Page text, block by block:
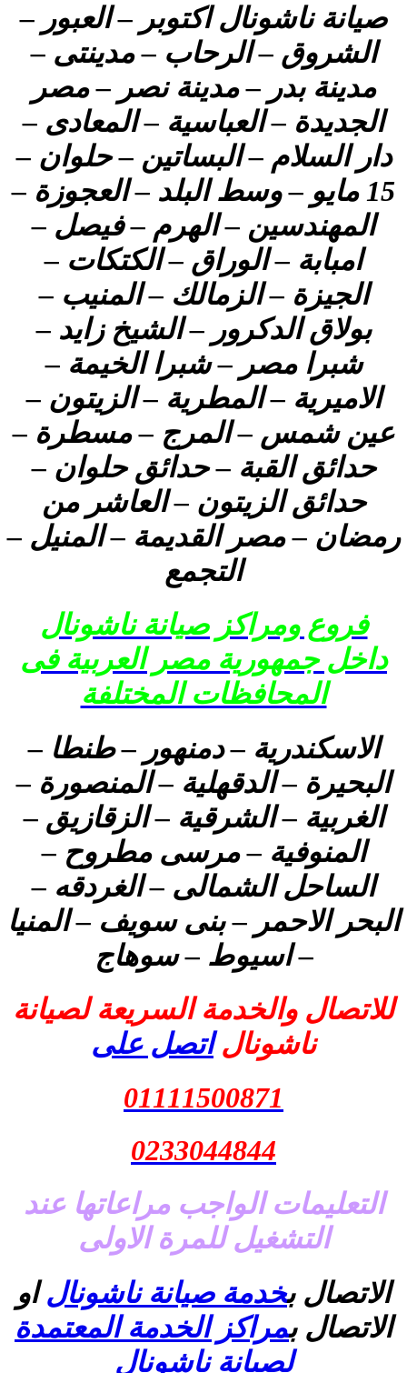
صيانة ناشونال اكتوبر – العبور –
الشروق – الرحاب – مدينتى –
مدينة بدر – مدينة نصر – مصر
الجديدة – العباسية – المعادى –
دار السلام – البساتين – حلوان –
15 مايو – وسط البلد – العجوزة –
المهندسين – الهرم – فيصل –
امبابة – الوراق – الكتكات –
الجيزة – الزمالك – المنيب –
بولاق الدكرور – الشيخ زايد –
شبرا مصر – شبرا الخيمة –
الاميرية – المطرية – الزيتون –
عين شمس – المرج – مسطرة –
حدائق القبة – حدائق حلوان –
حدائق الزيتون – العاشر من
رمضان – مصر القديمة – المنيل –
التجمع
فروع ومراكز صيانة ناشونال
داخل جمهورية مصر العربية فى
المحافظات المختلفة
الاسكندرية – دمنهور – طنطا –
البحيرة – الدقهلية – المنصورة –
الغربية – الشرقية – الزقازيق –
المنوفية – مرسى مطروح –
الساحل الشمالى – الغردقه –
البحر الاحمر – بنى سويف – المنيا
– اسيوط – سوهاج
للاتصال والخدمة السريعة لصيانة
ناشونالاتصل على
01111500871
0233044844
التعليمات الواجب مراعاتها عند
التشغيل للمرة الاولى
الاتصال بخدمة صيانة ناشونالاو
الاتصال بمراكز الخدمة المعتمدة
لصيانة ناشونال